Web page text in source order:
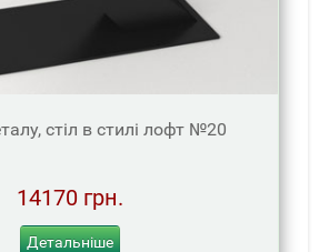
стіл в стилі лофт №20
14170 грн.
Детальніше